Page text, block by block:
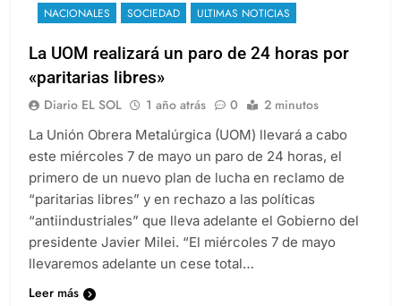
NACIONALES SOCIEDAD ULTIMAS NOTICIAS
La UOM realizará un paro de 24 horas por
«paritarias libres»
Diario EL SOL 1 año atrás 0 2 minutos
La Unión Obrera Metalúrgica (UOM) llevará a cabo
este miércoles 7 de mayo un paro de 24 horas, el
primero de un nuevo plan de lucha en reclamo de
“paritarias libres” y en rechazo a las políticas
“antiindustriales” que lleva adelante el Gobierno del
presidente Javier Milei. “El miércoles 7 de mayo
llevaremos adelante un cese total…
Leer más